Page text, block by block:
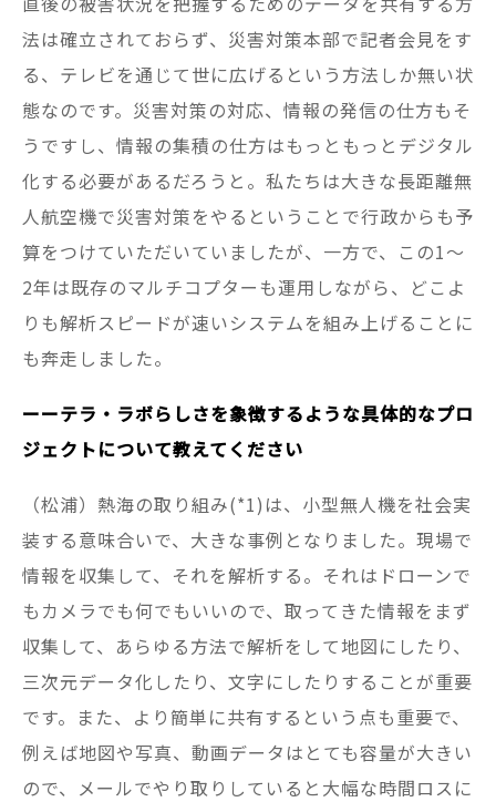
法は確立されておらず、災害対策本部で記者会見をす
る、テレビを通じて世に広げるという方法しか無い状
態なのです。災害対策の対応、情報の発信の仕方もそ
うですし、情報の集積の仕方はもっともっとデジタル
化する必要があるだろうと。私たちは大きな長距離無
人航空機で災害対策をやるということで行政からも予
算をつけていただいていましたが、一方で、この1〜
2年は既存のマルチコプターも運用しながら、どこよ
りも解析スピードが速いシステムを組み上げることに
も奔走しました。
ーーテラ・ラボらしさを象徴するような具体的なプロ
ジェクトについて教えてください
（松浦）熱海の取り組み(*1)は、小型無人機を社会実
装する意味合いで、大きな事例となりました。現場で
情報を収集して、それを解析する。それはドローンで
もカメラでも何でもいいので、取ってきた情報をまず
収集して、あらゆる方法で解析をして地図にしたり、
三次元データ化したり、文字にしたりすることが重要
です。また、より簡単に共有するという点も重要で、
例えば地図や写真、動画データはとても容量が大きい
ので、メールでやり取りしていると大幅な時間ロスに